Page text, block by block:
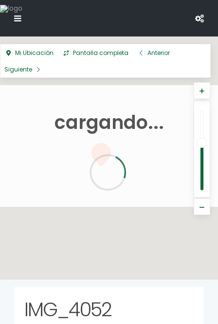
cargando...
Mi Ubicación Pantalla completa
Anterior
Siguiente
IMG_4052